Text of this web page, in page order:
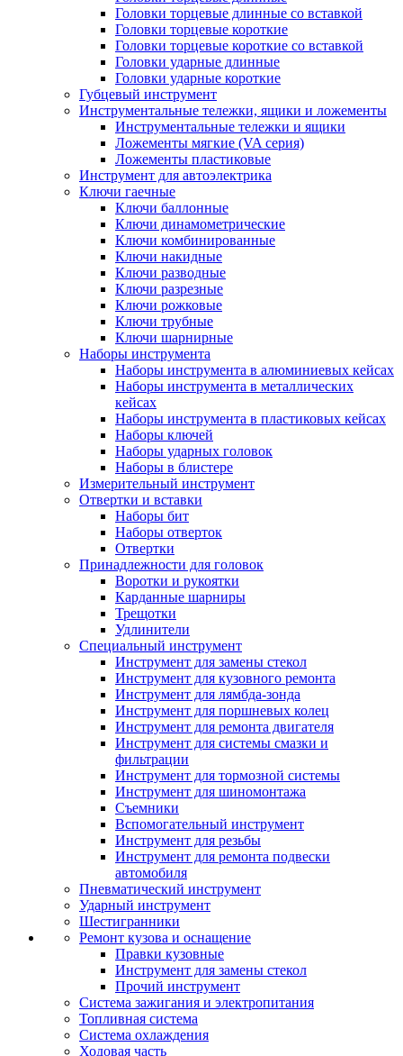
Головки торцевые длинные со вставкой
Головки торцевые короткие
Головки торцевые короткие со вставкой
Головки ударные длинные
Головки ударные короткие
Губцевый инструмент
Инструментальные тележки, ящики и ложементы
Инструментальные тележки и ящики
Ложементы мягкие (VA серия)
Ложементы пластиковые
Инструмент для автоэлектрика
Ключи гаечные
Ключи баллонные
Ключи динамометрические
Ключи комбинированные
Ключи накидные
Ключи разводные
Ключи разрезные
Ключи рожковые
Ключи трубные
Ключи шарнирные
Наборы инструмента
Наборы инструмента в алюминиевых кейсах
Наборы инструмента в металлических
кейсах
Наборы инструмента в пластиковых кейсах
Наборы ключей
Наборы ударных головок
Наборы в блистере
Измерительный инструмент
Отвертки и вставки
Наборы бит
Наборы отверток
Отвертки
Принадлежности для головок
Воротки и рукоятки
Карданные шарниры
Трещотки
Удлинители
Специальный инструмент
Инструмент для замены стекол
Инструмент для кузовного ремонта
Инструмент для лямбда-зонда
Инструмент для поршневых колец
Инструмент для ремонта двигателя
Инструмент для системы смазки и
фильтрации
Инструмент для тормозной системы
Инструмент для шиномонтажа
Съемники
Вспомогательный инструмент
Инструмент для резьбы
Инструмент для ремонта подвески
автомобиля
Пневматический инструмент
Ударный инструмент
Шестигранники
Ремонт кузова и оснащение
Правки кузовные
Инструмент для замены стекол
Прочий инструмент
Система зажигания и электропитания
Топливная система
Система охлаждения
Ходовая часть